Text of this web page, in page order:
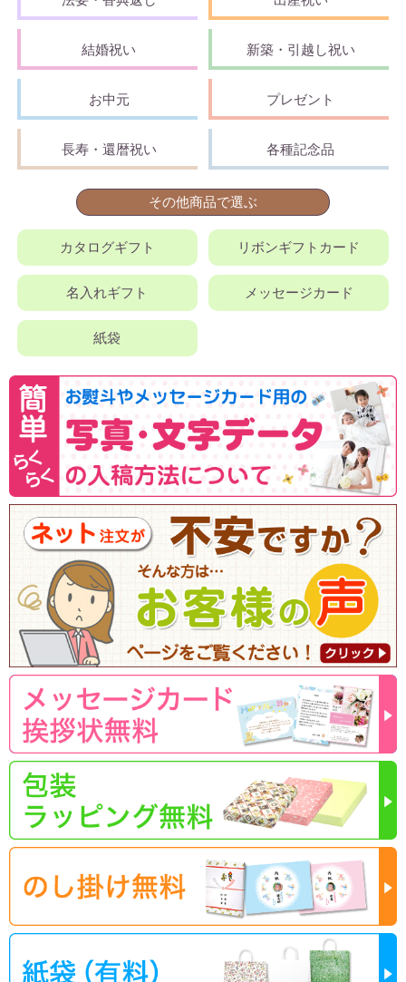
結婚祝い 新築・引越し祝い
お中元 プレゼント
長寿・還暦祝い 各種記念品
その他商品で選ぶ
カタログギフト リボンギフトカード
名入れギフト メッセージカード
紙袋